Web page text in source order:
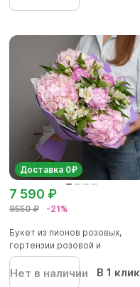
Доставка 0₽
9550 ₽ -21%
7 590 ₽
Букет из пионов розовых,
гортензии розовой и
альстромер...
Нет в наличии В 1 клик